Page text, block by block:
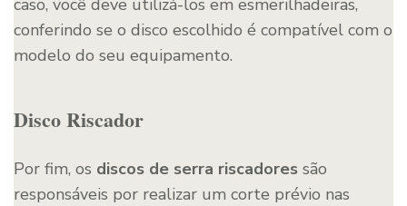
caso, você deve utilizá-los em esmerilhadeiras,
conferindo se o disco escolhido é compatível com o
modelo do seu equipamento.
Disco Riscador
Por fim, os discos de serra riscadores são
responsáveis por realizar um corte prévio nas